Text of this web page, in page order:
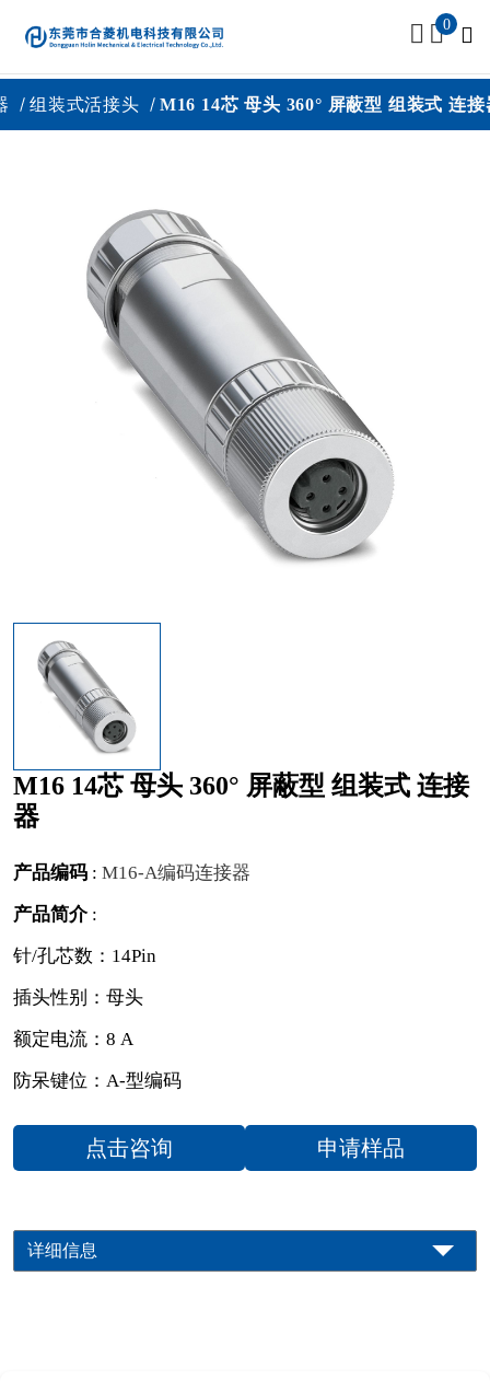
0
组装式活接头 M16 14芯 母头 360° 屏蔽型 组装式 连接
M16 14芯 母头 360° 屏蔽型 组装式 连接
器
产品编码 : M16-A编码连接器
产品简介:
针/孔芯数：14Pin
插头性别：母头
额定电流：8 A
防呆键位：A-型编码
点击咨询 申请样品
详细信息